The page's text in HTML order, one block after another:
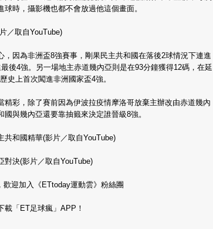
時，攝影機也都不會放過他這個畫面。
／取自YouTube)
，因為非洲盃8強賽事，剛果民主共和國在落後2球情況下連進
後4強。另一場地主赤道幾內亞則是在93分鐘獲得12碼，在延
史上首次闖進非洲國家盃4強。
精彩，除了賽前因為伊波拉疫情摩洛哥放棄主辦改由赤道幾內
與幾內亞還要靠抽籤來決定誰晉級8強。
和國精華(影片／取自YouTube)
決(影片／取自YouTube)
迎加入《ETtoday運動雲》粉絲團
「ET足球瘋」APP！